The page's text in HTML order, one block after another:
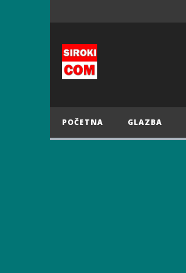
POČETNA GLAZBA